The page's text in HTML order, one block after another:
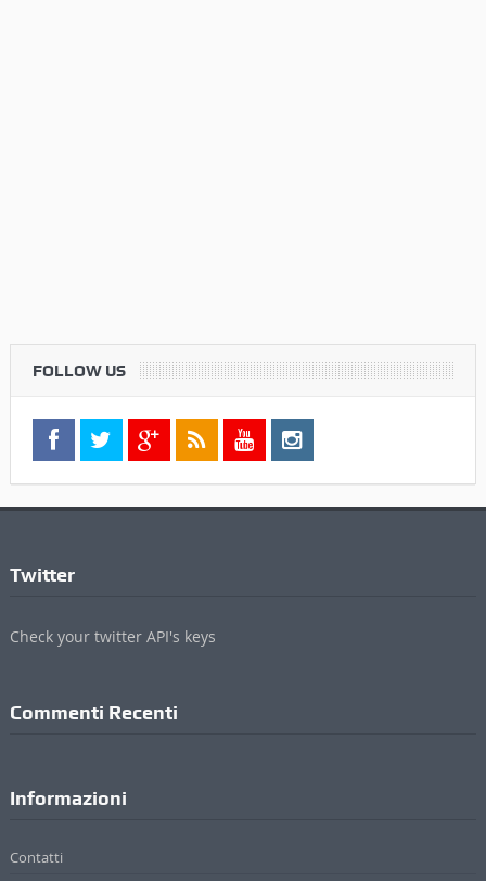
FOLLOW US
Twitter
Check your twitter API's keys
Commenti Recenti
Informazioni
Contatti